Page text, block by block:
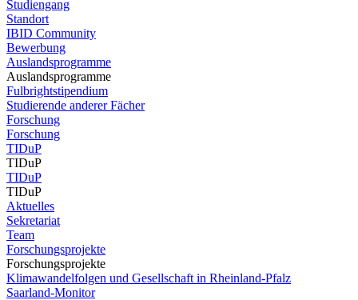
Studiengang
Standort
IBID Community
Bewerbung
Auslandsprogramme
Auslandsprogramme
Fulbrightstipendium
Studierende anderer Fächer
Forschung
Forschung
TIDuP
TIDuP
TIDuP
TIDuP
Aktuelles
Sekretariat
Team
Forschungsprojekte
Forschungsprojekte
Klimawandelfolgen und Gesellschaft in Rheinland-Pfalz
Saarland-Monitor